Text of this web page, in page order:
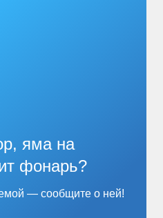
яма на
фонарь?
— сообщите о ней!